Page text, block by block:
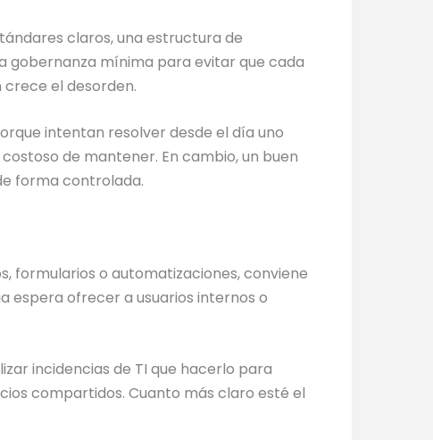
claros, una estructura de
gobernanza mínima para evitar que cada
el desorden.
intentan resolver desde el día uno
de mantener. En cambio, un buen
forma controlada.
formularios o automatizaciones, conviene
espera ofrecer a usuarios internos o
incidencias de TI que hacerlo para
compartidos. Cuanto más claro esté el